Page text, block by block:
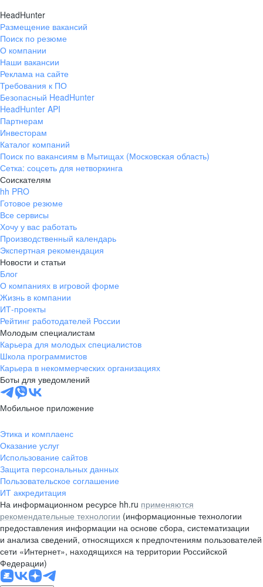
HeadHunter
Размещение вакансий
Поиск по резюме
О компании
Наши вакансии
Реклама на сайте
Требования к ПО
Безопасный HeadHunter
HeadHunter API
Партнерам
Инвесторам
Каталог компаний
Поиск по вакансиям в Мытищах (Московская область)
Сетка: соцсеть для нетворкинга
Соискателям
hh PRO
Готовое резюме
Все сервисы
Хочу у вас работать
Производственный календарь
Экспертная рекомендация
Новости и статьи
Блог
О компаниях в игровой форме
Жизнь в компании
ИТ-проекты
Рейтинг работодателей России
Молодым специалистам
Карьера для молодых специалистов
Школа программистов
Карьера в некоммерческих организациях
Боты для уведомлений
Мобильное приложение
Этика и комплаенс
Оказание услуг
Использование сайтов
Защита персональных данных
Пользовательское соглашение
ИТ аккредитация
На информационном ресурсе hh.ru применяются
рекомендательные технологии (информационные технологии
предоставления информации на основе сбора, систематизации
и анализа сведений, относящихся к предпочтениям пользователей
сети «Интернет», находящихся на территории Российской
Федерации)